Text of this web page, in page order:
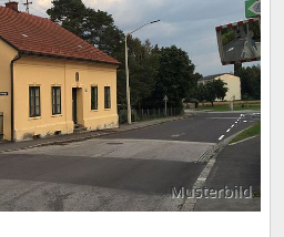
Musterbild